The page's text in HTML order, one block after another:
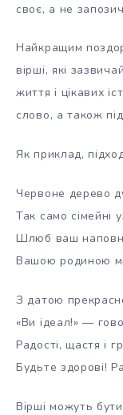
своє, а не
Найкращим
вірші, які
життя і цікавих
слово, а також
Як приклад,
Червоне дерево
Так само сімейні
Шлюб ваш
Вашою родиною
З датою
«Ви ідеал!» —
Радості, щастя і
Будьте здорові!
Вірші можуть